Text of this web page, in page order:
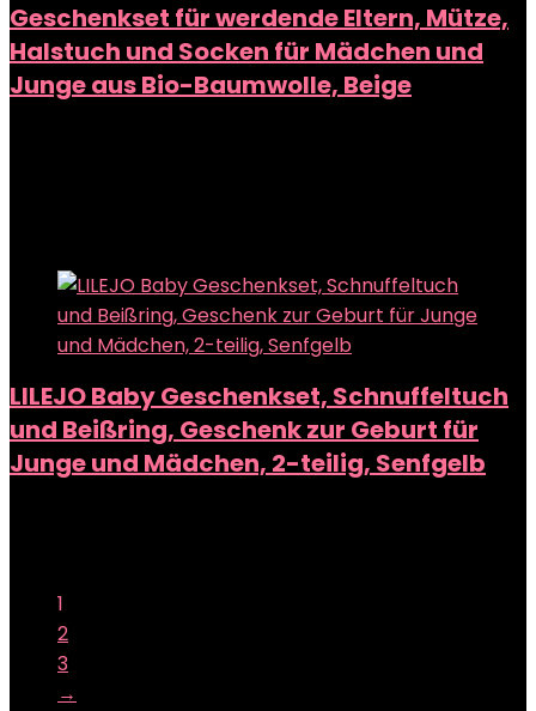
Geschenkset für werdende Eltern, Mütze,
Halstuch und Socken für Mädchen und
Junge aus Bio-Baumwolle, Beige
LILEJO Baby Geschenkset, Schnuffeltuch
und Beißring, Geschenk zur Geburt für
Junge und Mädchen, 2-teilig, Senfgelb
1
2
3
→